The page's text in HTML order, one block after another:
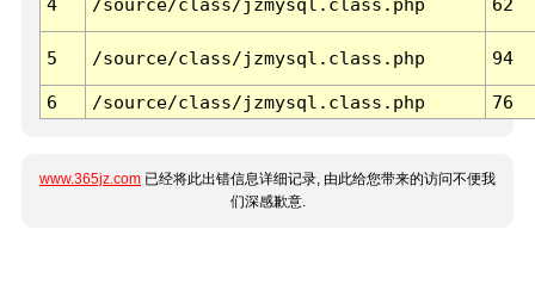
4 /source/class/jzmysql.class.php 62
5 /source/class/jzmysql.class.php 94
6 /source/class/jzmysql.class.php 76
www.365jz.com 已经将此出错信息详细记录, 由此给您带来的访问不便我
们深感歉意.